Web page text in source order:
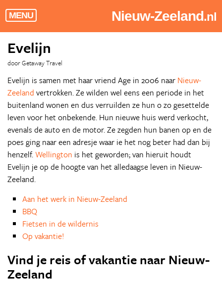
MENU Nieuw-Zeeland.nl
Evelijn
door Getaway Travel
Evelijn is samen met haar vriend Age in 2006 naar Nieuw-
Zeeland vertrokken. Ze wilden wel eens een periode in het
buitenland wonen en dus verruilden ze hun o zo gesettelde
leven voor het onbekende. Hun nieuwe huis werd verkocht,
evenals de auto en de motor. Ze zegden hun banen op en de
poes ging naar een adresje waar ie het nog beter had dan bij
henzelf.Wellington is het geworden; van hieruit houdt
Evelijn je op de hoogte van het alledaagse leven in Nieuw-
Zeeland.
Aan het werk in Nieuw-Zeeland
BBQ
Fietsen in de wildernis
Op vakantie!
Vind je reis of vakantie naar Nieuw-
Zeeland